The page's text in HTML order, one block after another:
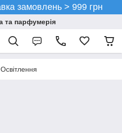
замовлень > 999 грн
та парфумерія
Освітлення